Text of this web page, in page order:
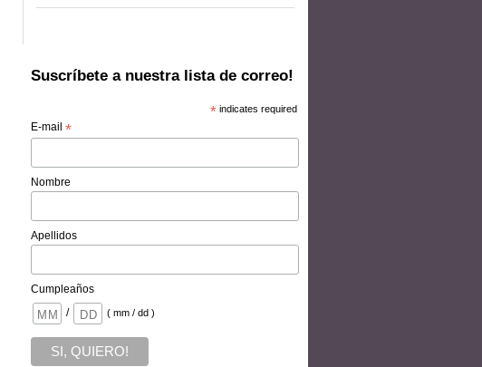
Suscríbete a nuestra lista de correo!
*indicates required
E-mail*
Nombre
Apellidos
Cumpleaños
/
( mm / dd )